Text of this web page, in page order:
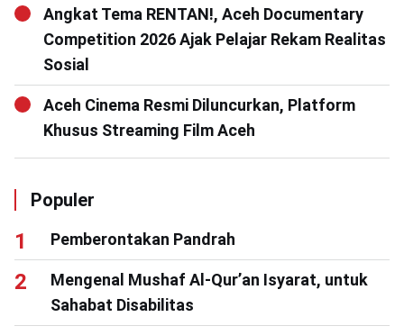
Angkat Tema RENTAN!, Aceh Documentary
Competition 2026 Ajak Pelajar Rekam Realitas
Sosial
Aceh Cinema Resmi Diluncurkan, Platform
Khusus Streaming Film Aceh
Populer
Pemberontakan Pandrah
Mengenal Mushaf Al-Qur’an Isyarat, untuk
Sahabat Disabilitas